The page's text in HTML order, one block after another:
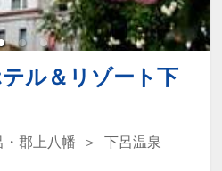
ス番号：DP-2-
目は料理内容が異な
。
承ください。
ル＆リゾート下
・郡上八幡
下呂温泉